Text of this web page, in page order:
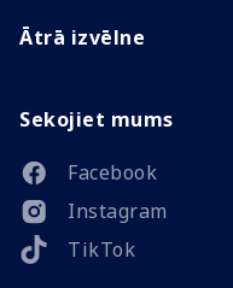
Ātrā izvēlne
Sekojiet mums
Facebook
Instagram
TikTok